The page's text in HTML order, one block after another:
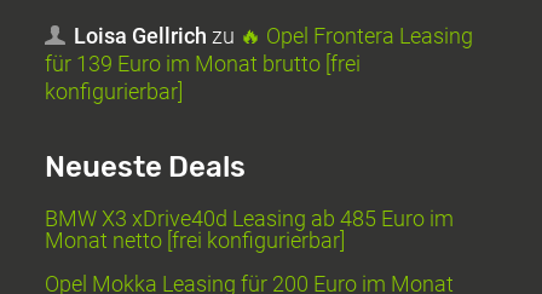
Loisa Gellrich zu 🔥 Opel Frontera Leasing
für 139 Euro im Monat brutto [frei
konfigurierbar]
Neueste Deals
BMW X3 xDrive40d Leasing ab 485 Euro im
Monat netto [frei konfigurierbar]
Opel Mokka Leasing für 200 Euro im Monat